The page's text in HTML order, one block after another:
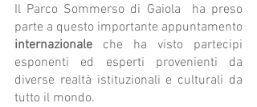
Il Parco Sommerso di Gaiola  ha preso
internazionale che ha visto partecipi
esponenti ed esperti provenienti da
diverse realtà istituzionali e culturali da
tutto il mondo.